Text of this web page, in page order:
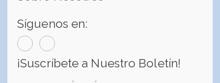
Síguenos en:
¡Suscríbete a Nuestro Boletín!